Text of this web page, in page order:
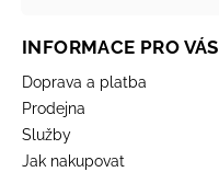
INFORMACE PRO VÁS
Doprava a platba
Prodejna
Služby
Jak nakupovat